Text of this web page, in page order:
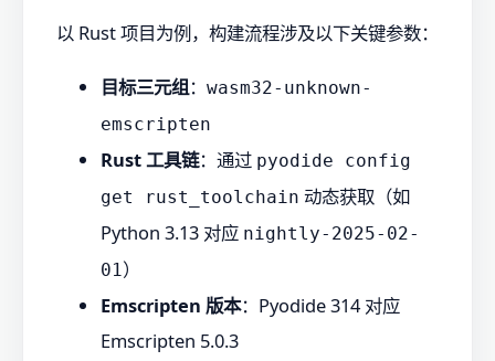
以 Rust 项目为例，构建流程涉及以下关键参数：
目标三元组： wasm32-unknown-
emscripten
Rust 工具链：通过 pyodide config
get rust_toolchain 动态获取（如
Python 3.13 对应 nightly-2025-02-
01）
Emscripten 版本：Pyodide 314 对应
Emscripten 5.0.3